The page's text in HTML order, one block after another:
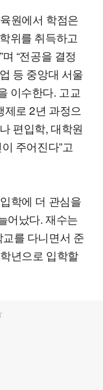
원에서 학점은
위를 취득하고
“전공을 결정
등 중앙대 서울
이수한다. 고교
로 2년 과정으
편입학, 대학원
주어진다”고
학에 더 관심을
어났다. 재수는
를 다니면서 준
년으로 입학할